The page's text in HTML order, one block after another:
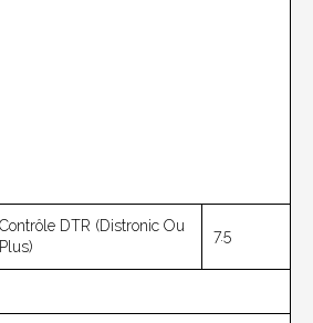
DTR (Distronic Ou
7.5